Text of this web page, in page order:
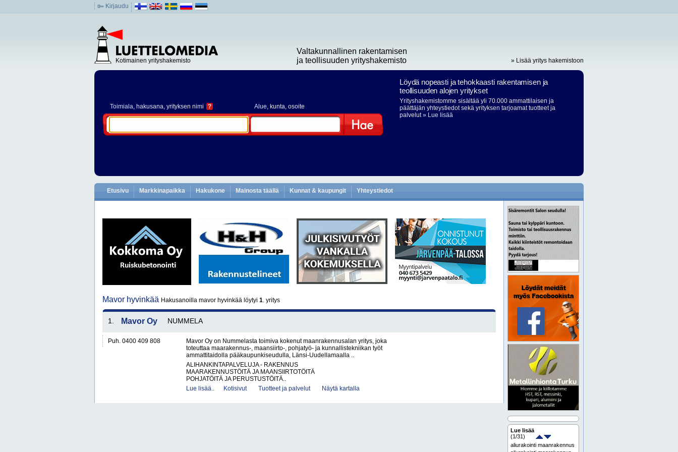
Kirjaudu
Kotimainen yrityshakemisto
Valtakunnallinen rakentamisen
ja teollisuuden yrityshakemisto
» Lisää yritys hakemistoon
Toimiala, hakusana, yrityksen nimi ? Alue, kunta, osoite
Löydä nopeasti ja tehokkaasti rakentamisen ja
teollisuuden alojen yritykset
Yrityshakemistomme sisältää yli 70.000 ammattilaisen ja
päättäjän yhteystiedot sekä yrityksen tarjoamat tuotteet ja
palvelut» Lue lisää
Etusivu Markkinapaikka Hakukone Mainosta täällä Kunnat & kaupungit Yhteystiedot
Mavor hyvinkää Hakusanoilla mavor hyvinkää löytyi 1. yritys
1. Mavor Oy NUMMELA
Puh. 0400 409 808
Mavor Oy on Nummelasta toimiva kokenut maanrakennusalan yritys, joka
toteuttaa maarakennus-, maansiirto-, pohjatyö- ja kunnallistekniikan työt
ammattitaidolla pääkaupunkiseudulla, Länsi-Uudellamaalla ..
ALIHANKINTAPALVELUJA - RAKENNUS
MAARAKENNUSTÖITÄ JA MAANSIIRTOTÖITÄ
POHJATÖITÄ JA PERUSTUSTÖITÄ..
Lue lisää..
Kotisivut Tuotteet ja palvelut Näytä kartalla
Lue lisää
(1/31)
aliurakointi maanrakennus